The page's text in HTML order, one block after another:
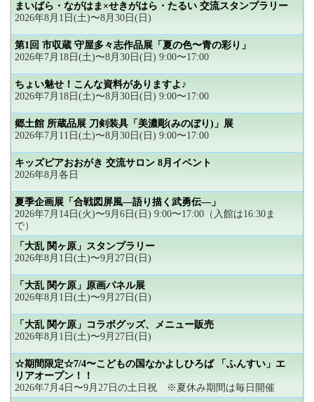
まいばら・ながはま×せきがはら・たるい 交流スタンプラリー
2026年8月1日(土)〜8月30日(日)
第1回 市収蔵 守屋多々志作品展「夏の色〜青の彩り」
2026年7月18日(土)〜8月30日(日) 9:00〜17:00
ちょい魅せ！こんな資料がありますよ♪
2026年7月18日(土)〜8月30日(日) 9:00〜17:00
郷土館 所蔵品展 刀剣装具「美濃彫(みのぼり)」展
2026年7月11日(土)〜8月30日(日) 9:00〜17:00
キッズピアおおがき 交流サロン 8月イベント
2026年8月各日
夏季企画展「合戦図屏風―語り描く武勇伝―」
2026年7月14日(火)〜9月6日(日) 9:00〜17:00（入館は16:30ま
で）
「大乱 関ヶ原」スタンプラリー
2026年8月1日(土)〜9月27日(日)
「大乱 関ケ原」原画パネル展
2026年8月1日(土)〜9月27日(日)
「大乱 関ケ原」コラボグッズ、メニュー販売
2026年8月1日(土)〜9月27日(日)
☆期間限定☆7/4〜こどもの国なかよしひろば 「ふんすい」エ
リアオープン！！
2026年7月4日〜9月27日の土日祝 ※夏休み期間は毎日開催